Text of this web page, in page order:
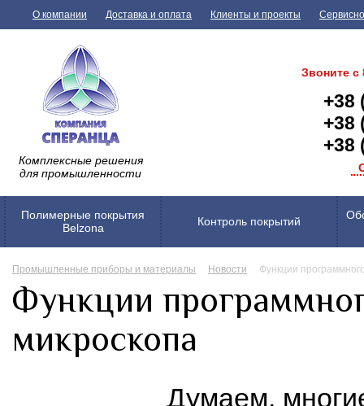
О компании Доставка и оплата Клиенты и проекты
Комплексные решения
для промышленности
Звоните с
+38
+38
+38
Полимерные покрытия
Belzona
Контроль покрытий
Промышленные приборы и материалы Новости Функции
Функции
микроскопа
Думаем,